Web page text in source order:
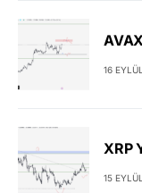
16
XRP
15